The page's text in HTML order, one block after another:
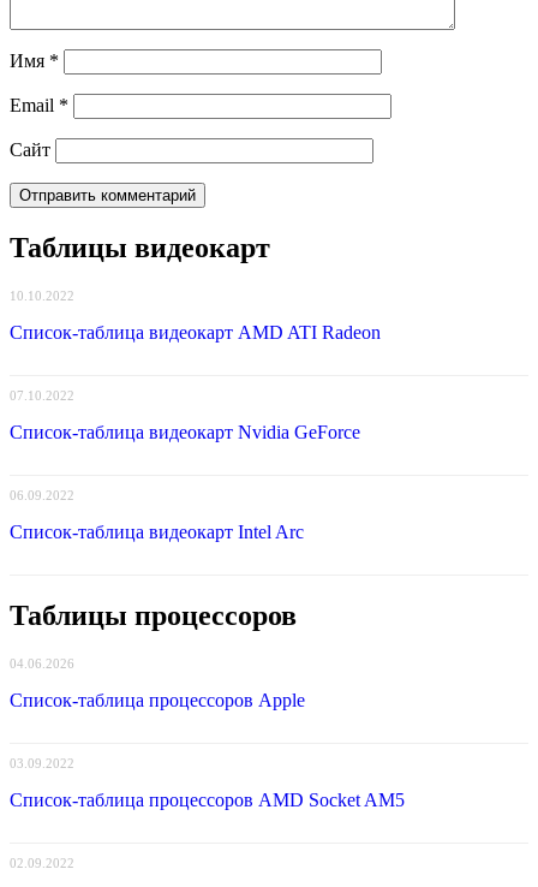
Имя *
Email *
Сайт
Таблицы видеокарт
10.10.2022
Список-таблица видеокарт AMD ATI Radeon
07.10.2022
Список-таблица видеокарт Nvidia GeForce
06.09.2022
Список-таблица видеокарт Intel Arc
Таблицы процессоров
04.06.2026
Список-таблица процессоров Apple
03.09.2022
Список-таблица процессоров AMD Socket AM5
02.09.2022